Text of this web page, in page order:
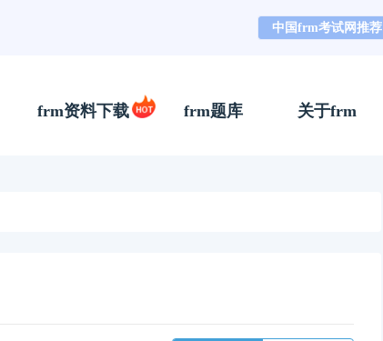
中国frm考试网推荐
frm资料下载 frm题库 关于frm